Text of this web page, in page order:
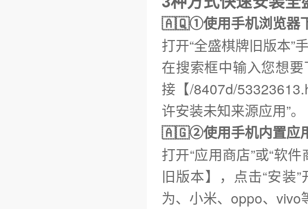
🇦🇶①使用手机浏览器
打开“全盛棋牌旧版本”
在搜索框中输入您想
接【/8407d/
许安装未知来源应用”。
🇦🇬②使用手机内置应
打开“应用商店”或“软
旧版本】，点击“安装
为、小米、oppo、vivo